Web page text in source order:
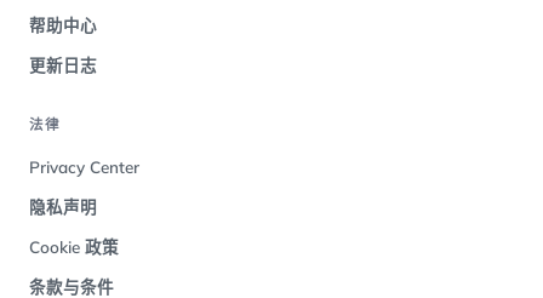
帮助中心
更新日志
法律
Privacy Center
隐私声明
Cookie 政策
条款与条件